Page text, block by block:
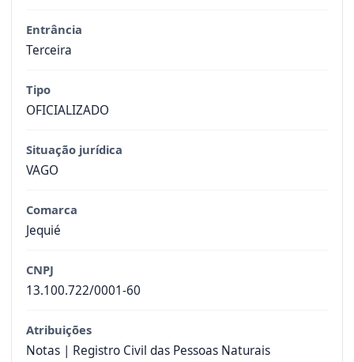
Entrância
Terceira
Tipo
OFICIALIZADO
Situação jurídica
VAGO
Comarca
Jequié
CNPJ
13.100.722/0001-60
Atribuições
Notas | Registro Civil das Pessoas Naturais